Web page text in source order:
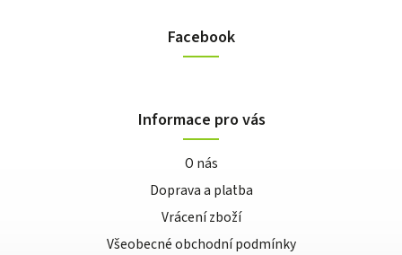
Facebook
Informace pro vás
O nás
Doprava a platba
Vrácení zboží
Všeobecné obchodní podmínky